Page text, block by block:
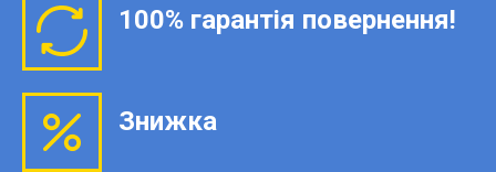
100% гарантія повернення!
Знижка